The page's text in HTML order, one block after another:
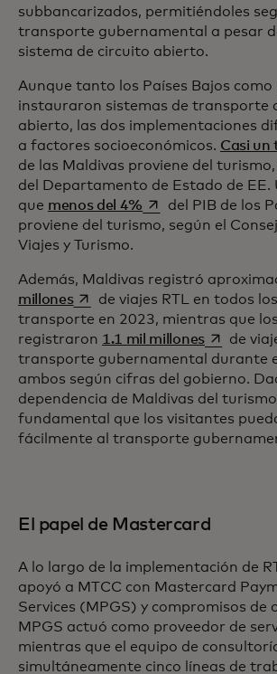
subbancarizados, permitiéndoles
transporte gubernamental a pesar
sistema de circuito abierto.
Aunque tanto los Países Bajos como
instauraron sistemas de transporte
abierto, las dos implementaciones
a factores socioeconómicos. Casi un
de las Maldivas proviene del
del Departamento de Estado de EE.
que menos del 4% se abre en una
del PIB de los
proviene del turismo, según el
Viajes y Turismo.
Además, Maldivas registró
millonesse abre en una pestaña nueva
de viajes RTL en todos
transporte en 2023, mientras que
registraron 1.1 mil millonesse abre
de
transporte gubernamental durante
ambos según cifras del gobierno.
dependencia de Maldivas del
fundamental que los visitantes
fácilmente al transporte
El papel de Mastercard
A lo largo de la implementación de
apoyó a MTCC con Mastercard
Services (MPGS) y compromisos de
MPGS actuó como proveedor de
mientras que el equipo de
simultáneamente cinco líneas de